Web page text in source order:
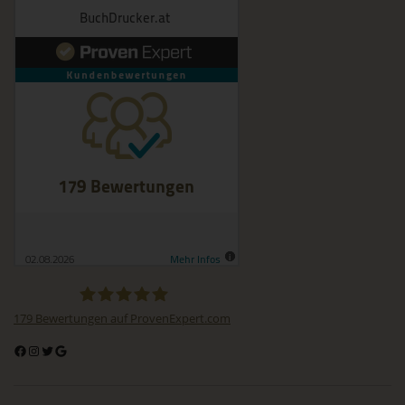
179 Bewertungen auf ProvenExpert.com
Verantwortlicher oder für die Verarbeitung Verantwortlicher ist
die natürliche oder juristische Person, Behörde, Einrichtung
oder andere Stelle, die allein oder gemeinsam mit anderen
über die Zwecke und Mittel der Verarbeitung von
personenbezogenen Daten entscheidet. Sind die Zwecke
und Mittel dieser Verarbeitung durch das Unionsrecht oder
das Recht der Mitgliedstaaten vorgegeben, so kann der
Verantwortliche beziehungsweise können die bestimmten
Kriterien seiner Benennung nach dem Unionsrecht oder dem
Recht der Mitgliedstaaten vorgesehen werden.
Person, Behörde, Einrichtung oder andere Stelle, die
verarbeitet.
i) Empfänger